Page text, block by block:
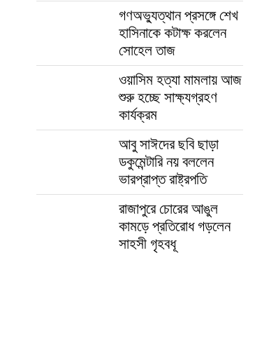
গণঅভ্যুত্থান প্রসঙ্গে শেখ
হাসিনাকে কটাক্ষ করলেন
সোহেল তাজ
ওয়াসিম হত্যা মামলায় আজ
শুরু হচ্ছে সাক্ষ্যগ্রহণ
কার্যক্রম
আবু সাঈদের ছবি ছাড়া
ডকুমেন্টারি নয় বললেন
ভারপ্রাপ্ত রাষ্ট্রপতি
রাজাপুরে চোরের আঙুল
কামড়ে প্রতিরোধ গড়লেন
সাহসী গৃহবধূ